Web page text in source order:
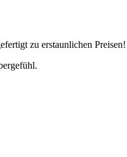
zu erstaunlichen Preisen!